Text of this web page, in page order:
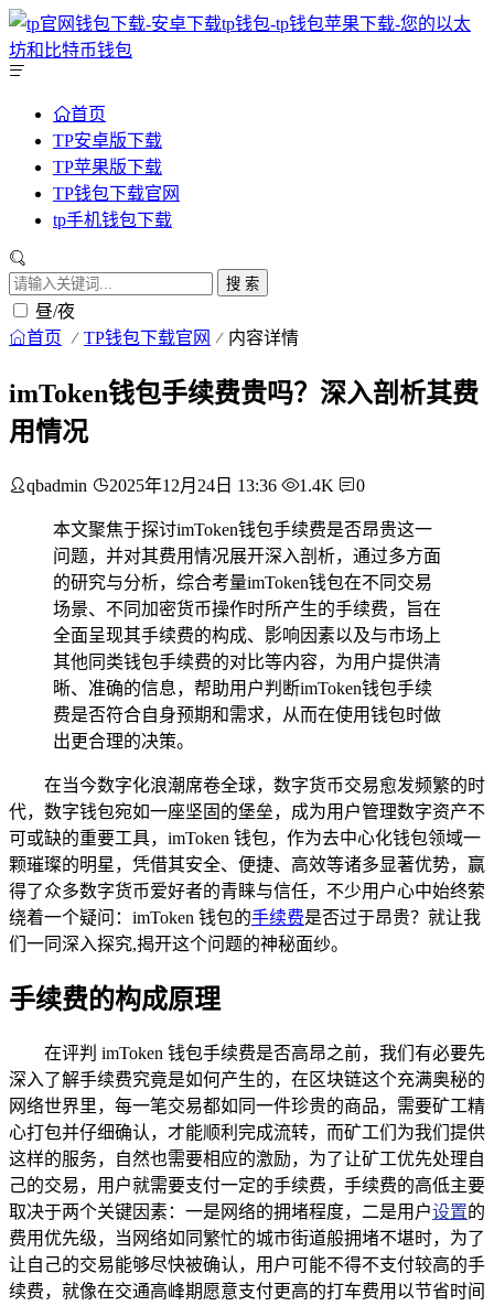
首页
TP安卓版下载
TP苹果版下载
TP钱包下载官网
tp手机钱包下载
搜 索
昼/夜
首页 TP钱包下载官网 内容详情
imToken钱包手续费贵吗？深入剖析其费
用情况
qbadmin 2025年12月24日 13:36 1.4K 0
本文聚焦于探讨imToken钱包手续费是否昂贵这一
问题，并对其费用情况展开深入剖析，通过多方面
的研究与分析，综合考量imToken钱包在不同交易
场景、不同加密货币操作时所产生的手续费，旨在
全面呈现其手续费的构成、影响因素以及与市场上
其他同类钱包手续费的对比等内容，为用户提供清
晰、准确的信息，帮助用户判断imToken钱包手续
费是否符合自身预期和需求，从而在使用钱包时做
出更合理的决策。
在当今数字化浪潮席卷全球，数字货币交易愈发频繁的时
代，数字钱包宛如一座坚固的堡垒，成为用户管理数字资产不
可或缺的重要工具，imToken 钱包，作为去中心化钱包领域一
颗璀璨的明星，凭借其安全、便捷、高效等诸多显著优势，赢
得了众多数字货币爱好者的青睐与信任，不少用户心中始终萦
绕着一个疑问：imToken 钱包的手续费是否过于昂贵？就让我
们一同深入探究,揭开这个问题的神秘面纱。
手续费的构成原理
在评判 imToken 钱包手续费是否高昂之前，我们有必要先
深入了解手续费究竟是如何产生的，在区块链这个充满奥秘的
网络世界里，每一笔交易都如同一件珍贵的商品，需要矿工精
心打包并仔细确认，才能顺利完成流转，而矿工们为我们提供
这样的服务，自然也需要相应的激励，为了让矿工优先处理自
己的交易，用户就需要支付一定的手续费，手续费的高低主要
取决于两个关键因素：一是网络的拥堵程度，二是用户设置的
费用优先级，当网络如同繁忙的城市街道般拥堵不堪时，为了
让自己的交易能够尽快被确认，用户可能不得不支付较高的手
续费，就像在交通高峰期愿意支付更高的打车费用以节省时间